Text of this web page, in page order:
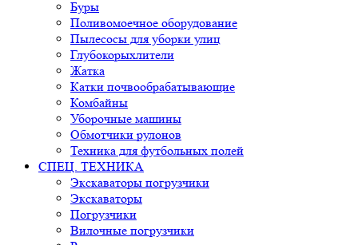
Буры
Поливомоечное оборудование
Пылесосы для уборки улиц
Глубокорыхлители
Жатка
Катки почвообрабатывающие
Комбайны
Уборочные машины
Обмотчики рулонов
Техника для футбольных полей
СПЕЦ. ТЕХНИКА
Экскаваторы погрузчики
Экскаваторы
Погрузчики
Вилочные погрузчики